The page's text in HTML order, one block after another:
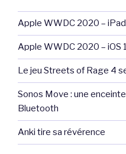
Apple WWDC 2020 –
Apple WWDC 2020 – iOS
Le jeu Streets of Rage 4
Sonos Move : une
Bluetooth
Anki tire sa révérence